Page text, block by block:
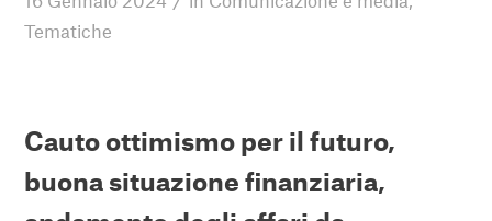
Tematiche
Cauto ottimismo per il futuro,
buona situazione finanziaria,